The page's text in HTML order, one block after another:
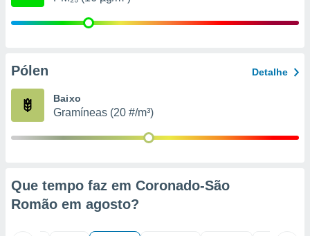
de
Pólen Detalhe
Baixo
Gramíneas (20 #/m³)
Que tempo faz em Coronado-São
Romão em agosto?